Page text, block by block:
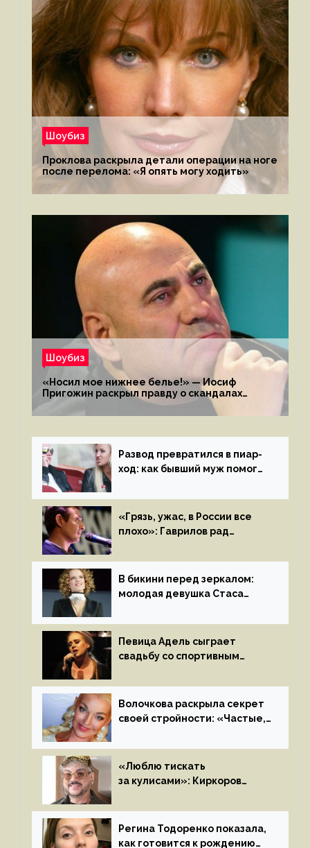
Шоубиз
Проклова раскрыла детали операции на ноге
после перелома: «Я опять могу ходить»
Шоубиз
«Носил мое нижнее белье!» — Иосиф
Пригожин раскрыл правду о скандалах
с мужем своей экс-жены
Развод превратился в пиар-
ход: как бывший муж помог
«Грязь, ужас, в России все
плохо»: Гаврилов рад
иноагентов
В бикини перед зеркалом:
молодая девушка Стаса
на камеру
Певица Адель сыграет
свадьбу со спортивным
летом
Волочкова раскрыла секрет
своей стройности: «Частые,
«Люблю тискать
за кулисами»: Киркоров
к молодой особе
Регина Тодоренко показала,
как готовится к рождению